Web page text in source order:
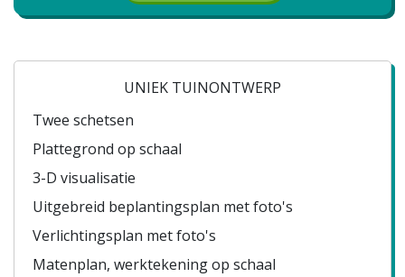
UNIEK TUINONTWERP
Twee schetsen
Plattegrond op schaal
3-D visualisatie
Uitgebreid beplantingsplan met foto's
Verlichtingsplan met foto's
Matenplan, werktekening op schaal